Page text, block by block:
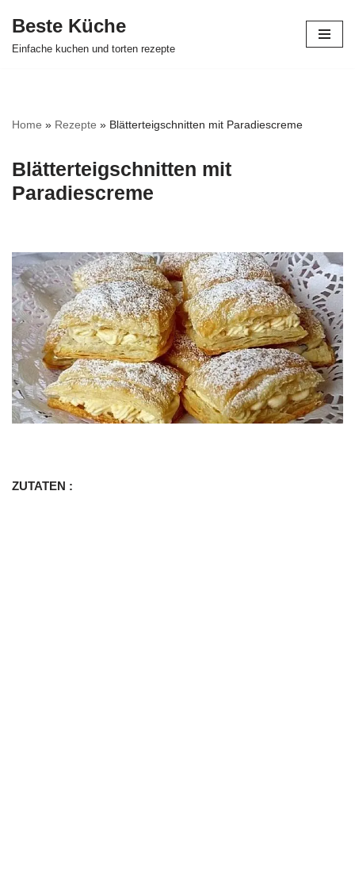
Zum
Beste Küche
Einfache kuchen und torten rezepte
Home » Rezepte » Blätterteigschnitten mit Paradiescreme
Blätterteigschnitten mit
Paradiescreme
ZUTATEN :